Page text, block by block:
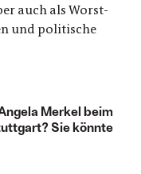
auch als Worst-
und politische
Merkel beim
Sie könnte